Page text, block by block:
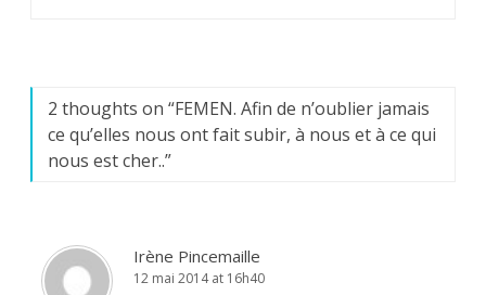
2 thoughts on “FEMEN. Afin de n’oublier jamais
ce qu’elles nous ont fait subir, à nous et à ce qui
nous est cher..”
Irène Pincemaille
12 mai 2014 at 16h40